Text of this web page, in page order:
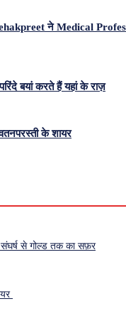
ने Medical
बयां करते हैं यहां के राज़
के शायर
से गोल्ड तक का सफ़र